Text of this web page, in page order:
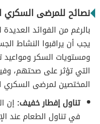
نصائح للمرضى السكري
بالرغم من الفوائد
يجب أن يراقبوا النشاط
ومستويات السكر ومواعيد
التي تؤثر على صحتهم،
المختصين لمرضى السكري
تناول إفطار خفيف: إن
في تناول الطعام عند